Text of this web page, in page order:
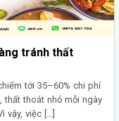
tránh thất
tới 35–60% chi phí
thất thoát nhỏ mỗi ngày
vậy, việc […]